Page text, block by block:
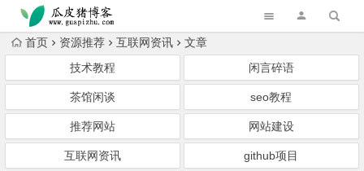
跳转到主内容
首页 资源推荐 互联网资讯
文章
技术教程
闲言碎语
茶馆闲谈 seo教程
推荐网站 网站建设
互联网资讯 github项目